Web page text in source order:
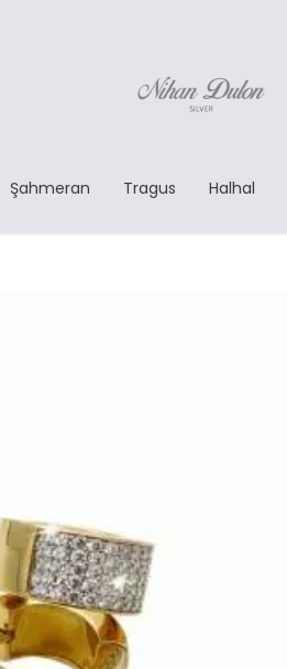
Şahmeran Tragus Halhal